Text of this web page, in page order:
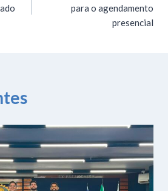
para o agendamento
presencial